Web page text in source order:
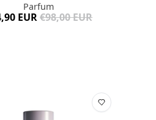
Parfum
EUR€98,00 EUR